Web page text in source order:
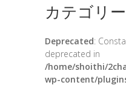
カテゴリー
Deprecated:
deprecated in
/home/shoithi/
wp-content/